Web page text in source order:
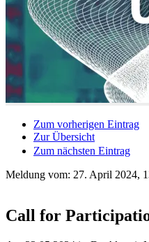
Zum vorherigen Eintrag
Zur Übersicht
Zum nächsten Eintrag
Meldung vom: 27. April 2024,
Call for